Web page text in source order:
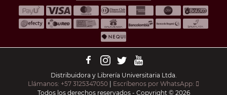
Distribuidora y Librería Universitaria Ltda.
Llámanos: +57 3125347050
Escríbenos por WhatsApp:
Todos los derechos reservados - Copyright © 2026